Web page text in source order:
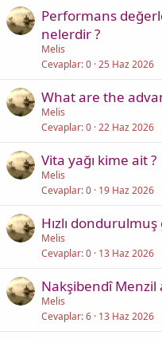
Performans
nelerdir ?
Melis
Cevaplar 0 25 Haz 2026
What are the
Melis
Cevaplar 0 22 Haz 2026
Vita yağı kime ait ?
Melis
Cevaplar 0 19 Haz 2026
Hızlı dondurulmuş
Melis
Cevaplar 0 13 Haz 2026
Nakşibendî Menzil
Melis
Cevaplar 6 13 Haz 2026